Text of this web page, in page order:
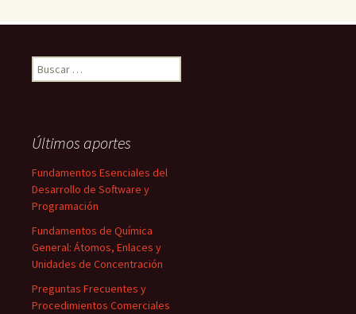
Buscar:
Últimos aportes
Fundamentos Esenciales del
Desarrollo de Software y
Programación
Fundamentos de Química
General: Átomos, Enlaces y
Unidades de Concentración
Preguntas Frecuentes y
Procedimientos Comerciales